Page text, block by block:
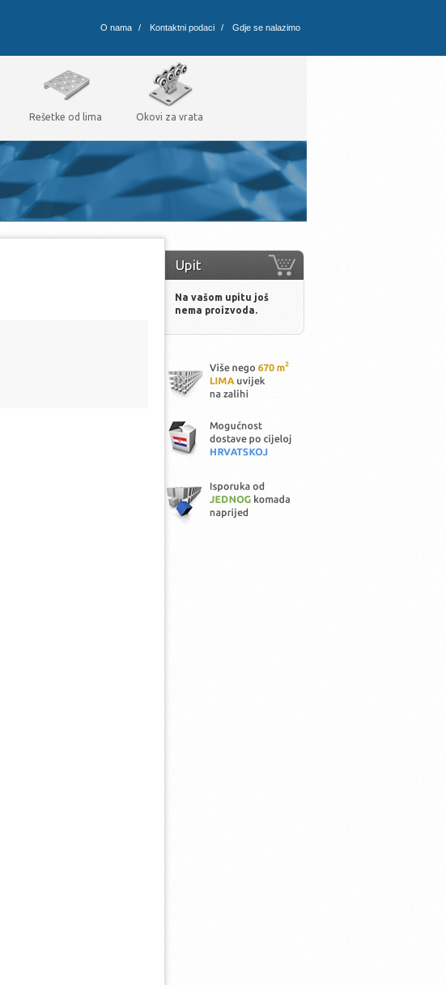
O nama / Kontaktni podaci / Gdje se nalazimo
Rešetke od lima Okovi za vrata
Upit
Na vašom upitu još
nema proizvoda.